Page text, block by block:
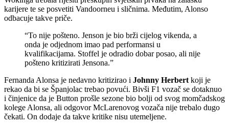
karijere te se posvetiti Vandoorneu i sličnima. Međutim, Alonso
odbacuje takve priče.
“To nije pošteno. Jenson je bio brži cijelog vikenda, a
onda je odjednom imao pad performansi u
kvalifikacijama. Stoffel je odradio dobar posao, ali nije
pošteno kritizirati Jensona.”
Fernanda Alonsa je nedavno kritizirao i Johnny Herbert koji je
rekao da bi se Španjolac trebao povući. Bivši F1 vozač se dotaknuo
i činjenice da je Button prošle sezone bio bolji od svog momčadskog
kolege Alonsa, ali odgovor McLarenovog vozača nije trebalo dugo
čekati. On dodaje da takve kritike nisu utemeljene.